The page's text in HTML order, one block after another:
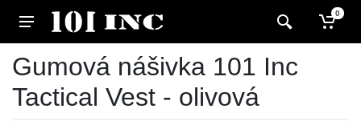
0
Gumová nášivka 101 Inc
Tactical Vest - olivová